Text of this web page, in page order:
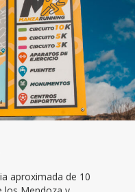
aproximada de 10